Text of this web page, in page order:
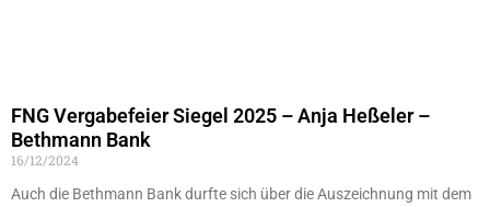
FNG Vergabefeier Siegel 2025 – Anja Heßeler –
Bethmann Bank
16/12/2024
Auch die Bethmann Bank durfte sich über die Auszeichnung mit dem